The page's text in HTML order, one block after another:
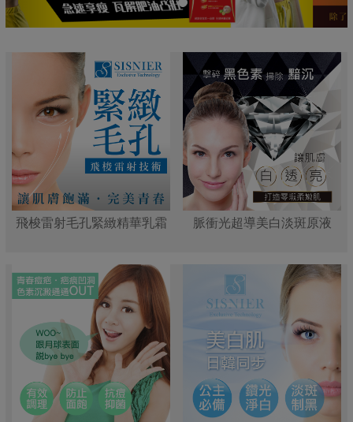
飛梭雷射毛孔緊緻精華乳霜 脈衝光超導美白淡斑原液